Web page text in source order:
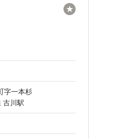
字一本杉
古川駅
★